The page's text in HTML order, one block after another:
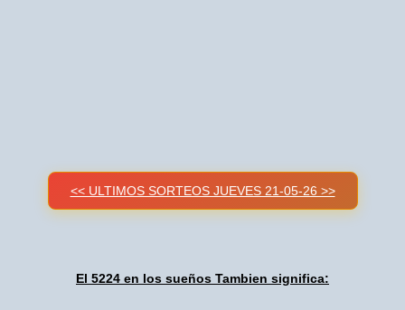
<< ULTIMOS SORTEOS JUEVES 21-05-26 >>
El 5224 en los sueños Tambien significa: